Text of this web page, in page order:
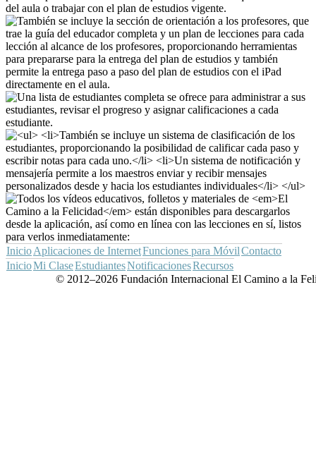
InicioAplicaciones de InternetFunciones para MóvilContacto
InicioMi ClaseEstudiantesNotificacionesRecursos
© 2012–2026 Fundación Internacional El Camino a la